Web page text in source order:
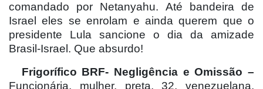
comandado por Netanyahu. Até bandeira de
Israel eles se enrolam e ainda querem que o
presidente Lula sancione o dia da amizade
Brasil-Israel. Que absurdo!
Frigorífico BRF- Negligência e Omissão –
Funcionária, mulher, preta, 32, venezuelana,